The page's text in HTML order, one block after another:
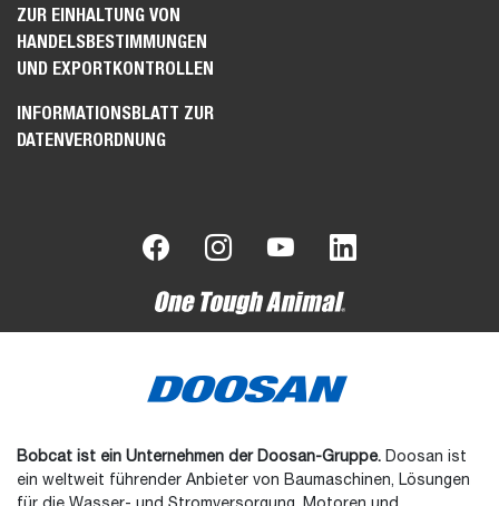
ZUR EINHALTUNG VON
HANDELSBESTIMMUNGEN
UND EXPORTKONTROLLEN
INFORMATIONSBLATT ZUR
DATENVERORDNUNG
Bobcat ist ein Unternehmen der Doosan-Gruppe. Doosan ist
ein weltweit führender Anbieter von Baumaschinen, Lösungen